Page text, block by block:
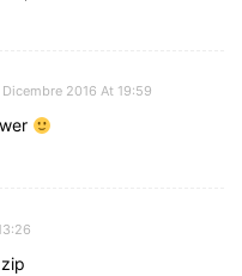
2016 At 19:59